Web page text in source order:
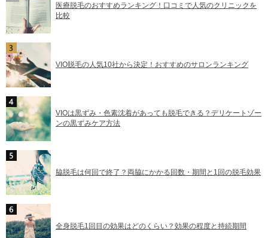
医療脱毛のおすすめランキング！口コミで人気のクリニックを
比較
VIO脱毛の人気10社から決定！おすすめのサロンランキング
VIOは黒ずみ・色素沈着があっても脱毛できる？デリケートゾー
ンの黒ずみケア方法
脇脱毛は何回で終了？両脇にかかる回数・期間と1回の脱毛効果
全身脱毛1回目の効果はどのくらい？効果の程度と持続期間